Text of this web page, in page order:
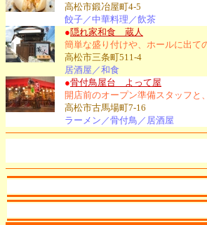
高松市鍛冶屋町4-5
餃子／中華料理／飲茶
●隠れ家和食 蔵人
簡単な盛り付けや、ホールに出て
高松市三条町511-4
居酒屋／和食
●骨付鳥屋台 よって屋
開店前のオープン準備スタッフと
高松市古馬場町7-16
ラーメン／骨付鳥／居酒屋